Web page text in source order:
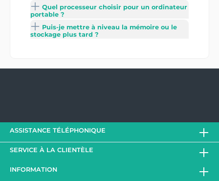
Quel processeur choisir pour un ordinateur
portable ?
Puis-je mettre à niveau la mémoire ou le
stockage plus tard ?
ASSISTANCE TÉLÉPHONIQUE
SERVICE À LA CLIENTÈLE
INFORMATION